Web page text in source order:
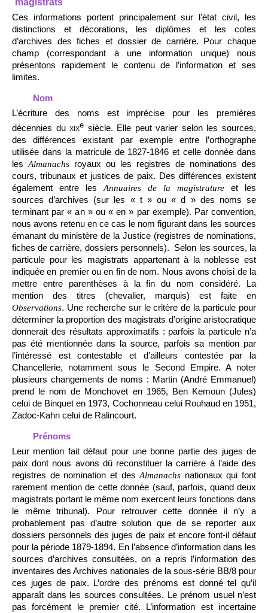
magistrats
Ces informations portent principalement sur l’état civil, les
distinctions et décorations, les diplômes et les cotes
d’archives des fiches et dossier de carrière. Pour chaque
champ (correspondant à une information unique) nous
présentons rapidement le contenu de l’information et ses
limites.
Nom
L’écriture des noms est imprécise pour les premières
décennies duxixe siècle. Elle peut varier selon les sources,
des différences existant par exemple entre l’orthographe
utilisée dans la matricule de 1827-1846 et celle donnée dans
les Almanachs royaux ou les registres de nominations des
cours, tribunaux et justices de paix. Des différences existent
également entre les Annuaires de la magistrature et les
sources d’archives (sur les « t » ou « d » des noms se
terminant par « an » ou « en » par exemple). Par convention,
nous avons retenu en ce cas le nom figurant dans les sources
émanant du ministère de la Justice (registres de nominations,
fiches de carrière, dossiers personnels). Selon les sources, la
particule pour les magistrats appartenant à la noblesse est
indiquée en premier ou en fin de nom. Nous avons choisi de la
mettre entre parenthèses à la fin du nom considéré. La
mention des titres (chevalier, marquis) est faite en
Observations. Une recherche sur le critère de la particule pour
déterminer la proportion des magistrats d’origine aristocratique
donnerait des résultats approximatifs : parfois la particule n’a
pas été mentionnée dans la source, parfois sa mention par
l’intéressé est contestable et d’ailleurs contestée par la
Chancellerie, notamment sous le Second Empire. A noter
plusieurs changements de noms : Martin (André Emmanuel)
prend le nom de Monchovet en 1965, Ben Kemoun (Jules)
celui de Binquet en 1973, Cochonneau celui Rouhaud en 1951,
Zadoc-Kahn celui de Ralincourt.
Prénoms
Leur mention fait défaut pour une bonne partie des juges de
paix dont nous avons dû reconstituer la carrière à l’aide des
registres de nomination et desAlmanachs nationaux qui font
rarement mention de cette donnée (sauf, parfois, quand deux
magistrats portant le même nom exercent leurs fonctions dans
le même tribunal). Pour retrouver cette donnée il n’y a
probablement pas d’autre solution que de se reporter aux
dossiers personnels des juges de paix et encore font-il défaut
pour la période 1879-1894. En l’absence d’information dans les
sources d’archives consultées, on a repris l’information des
inventaires des Archives nationales de la sous-série BB/8 pour
ces juges de paix. L’ordre des prénoms est donné tel qu’il
apparaît dans les sources consultées. Le prénom usuel n’est
pas forcément le premier cité. L’information est incertaine